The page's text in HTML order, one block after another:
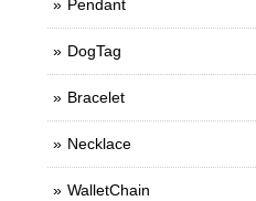
Pendant
DogTag
Bracelet
Necklace
WalletChain